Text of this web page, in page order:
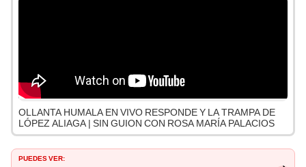
OLLANTA HUMALA EN VIVO RESPONDE Y LA TRAMPA DE
LÓPEZ ALIAGA | SIN GUION CON ROSA MARÍA PALACIOS
PUEDES VER: